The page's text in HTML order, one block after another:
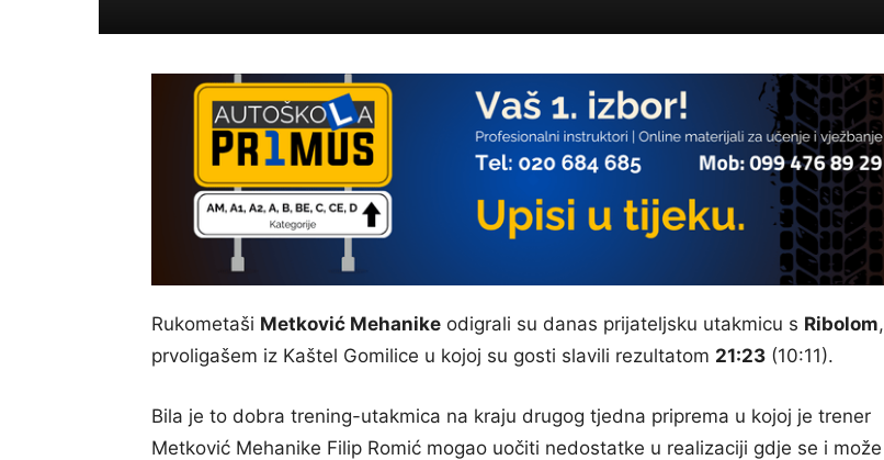
Rukometaši Metković Mehanike odigrali su danas prijateljsku utakmicu s Ribolom,
prvoligašem iz Kaštel Gomilice u kojoj su gosti slavili rezultatom 21:23 (10:11).
Bila je to dobra trening-utakmica na kraju drugog tjedna priprema u kojoj je trener
Metković Mehanike Filip Romić mogao uočiti nedostatke u realizaciji gdje se i može